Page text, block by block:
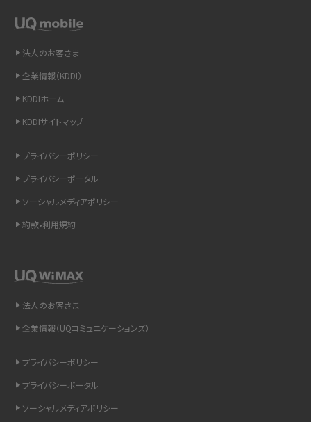
LINEの通知がこない時の原因と対処法9選！設定の確認手順も解説
非通知設定とは？184で電話をかける方法やiPhone・Androidの設定を解説
スマホのウィジェットとは？iPhone・Androidの設定方法やおススメを紹介
リプライ機能とは？LINE、X（旧Twitter）、Instagram、TikTokで送る方法を解説
インスタのDMの送り方は？便利機能の使い方や注意点をわかりやすく解説
Bluetooth®とは？Wi-Fiとの違いやスマホ・PCとの接続方法を解説
「iPhoneを探す」の使い方と設定方法を紹介！ブラウザやアプリから探す方法を
紹介
法人のお客さま
企業情報（KDDI）
KDDIホーム
KDDIサイトマップ
プライバシーポリシー
プライバシーポータル
ソーシャルメディアポリシー
約款•利用規約
法人のお客さま
企業情報（UQコミュニケーションズ）
プライバシーポリシー
プライバシーポータル
ソーシャルメディアポリシー